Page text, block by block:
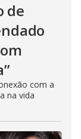
de
com a
na vida